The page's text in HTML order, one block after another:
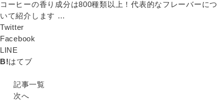
コーヒーの香り成分は800種類以上！代表的なフレーバーにつ
いて紹介します …
Twitter
Facebook
LINE
B!はてブ
記事一覧
次へ